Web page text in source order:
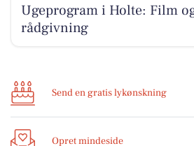
Ugeprogram i Holte: Film
rådgivning
Send en gratis lykønskning
Opret mindeside